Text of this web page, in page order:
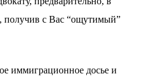
получив с Вас “ощутимый”
иммиграционное досье и